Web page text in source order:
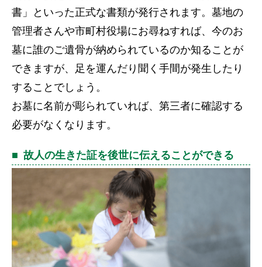
書」といった正式な書類が発行されます。墓地の
管理者さんや市町村役場にお尋ねすれば、今のお
墓に誰のご遺骨が納められているのか知ることが
できますが、足を運んだり聞く手間が発生したり
することでしょう。
お墓に名前が彫られていれば、第三者に確認する
必要がなくなります。
故人の生きた証を後世に伝えることができる